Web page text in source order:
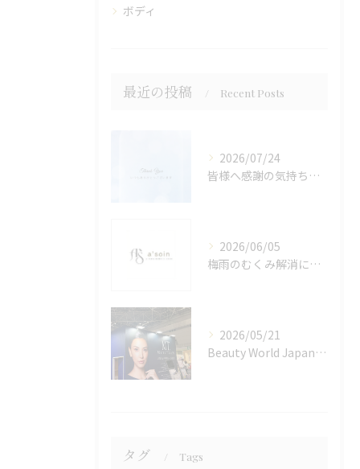
ボディ
最近の投稿 Recent Posts
2026/07/24
皆様へ感謝の気持ちを込めて🙇‍♀️✨
2026/06/05
梅雨のむくみ解消に効果的なインディバとリンパマッサージ
2026/05/21
Beauty World Japan 東京💆‍♀️✨
タグ Tags